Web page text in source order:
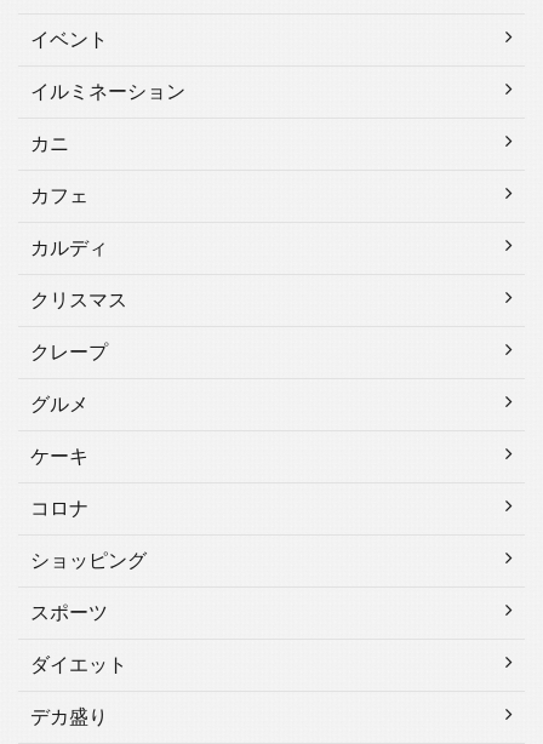
イベント
イルミネーション
カニ
カフェ
カルディ
クリスマス
クレープ
グルメ
ケーキ
コロナ
ショッピング
スポーツ
ダイエット
デカ盛り